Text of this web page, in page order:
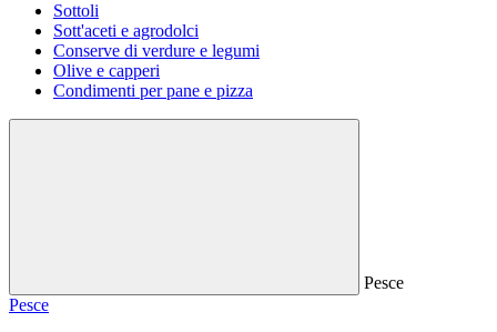
Sottoli
Sott'aceti e agrodolci
Conserve di verdure e legumi
Olive e capperi
Condimenti per pane e pizza
Pesce
Pesce